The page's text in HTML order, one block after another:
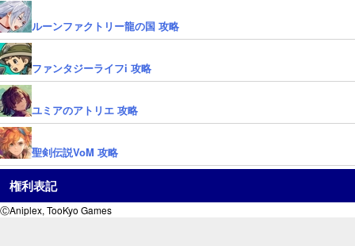
ルーンファクトリー龍の国 攻略
ファンタジーライフi 攻略
ユミアのアトリエ 攻略
聖剣伝説VoM 攻略
権利表記
ⒸAniplex, TooKyo Games